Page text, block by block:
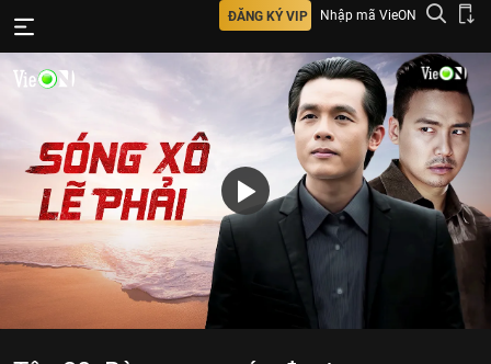
ĐĂNG KÝ VIP Nhập mã VieON